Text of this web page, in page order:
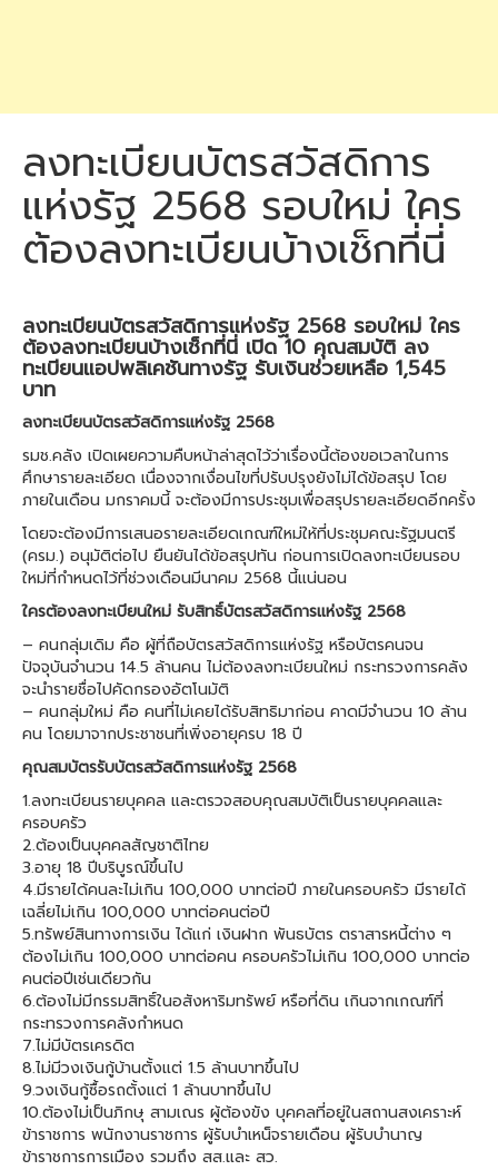
ลงทะเบียนบัตรสวัสดิการ
แห่งรัฐ 2568 รอบใหม่ ใคร
ต้องลงทะเบียนบ้างเช็กที่นี่
ลงทะเบียนบัตรสวัสดิการแห่งรัฐ 2568 รอบใหม่ ใคร
ต้องลงทะเบียนบ้างเช็กที่นี่ เปิด 10 คุณสมบัติ ลง
ทะเบียนแอปพลิเคชันทางรัฐ รับเงินช่วยเหลือ 1,545
บาท
ลงทะเบียนบัตรสวัสดิการแห่งรัฐ 2568
รมช.คลัง เปิดเผยความคืบหน้าล่าสุดไว้ว่าเรื่องนี้ต้องขอเวลาในการ
ศึกษารายละเอียด เนื่องจากเงื่อนไขที่ปรับปรุงยังไม่ได้ข้อสรุป โดย
ภายในเดือน มกราคมนี้ จะต้องมีการประชุมเพื่อสรุปรายละเอียดอีกครั้ง
โดยจะต้องมีการเสนอรายละเอียดเกณฑ์ใหม่ให้ที่ประชุมคณะรัฐมนตรี
(ครม.) อนุมัติต่อไป ยืนยันได้ข้อสรุปทัน ก่อนการเปิดลงทะเบียนรอบ
ใหม่ที่กำหนดไว้ที่ช่วงเดือนมีนาคม 2568 นี้แน่นอน
ใครต้องลงทะเบียนใหม่ รับสิทธิ์บัตรสวัสดิการแห่งรัฐ 2568
– คนกลุ่มเดิม คือ ผู้ที่ถือบัตรสวัสดิการแห่งรัฐ หรือบัตรคนจน
ปัจจุบันจำนวน 14.5 ล้านคน ไม่ต้องลงทะเบียนใหม่ กระทรวงการคลัง
จะนำรายชื่อไปคัดกรองอัตโนมัติ
– คนกลุ่มใหม่ คือ คนที่ไม่เคยได้รับสิทธิมาก่อน คาดมีจำนวน 10 ล้าน
คน โดยมาจากประชาชนที่เพิ่งอายุครบ 18 ปี
คุณสมบัตรรับบัตรสวัสดิการแห่งรัฐ 2568
1.ลงทะเบียนรายบุคคล และตรวจสอบคุณสมบัติเป็นรายบุคคลและ
ครอบครัว
2.ต้องเป็นบุคคลสัญชาติไทย
3.อายุ 18 ปีบริบูรณ์ขึ้นไป
4.มีรายได้คนละไม่เกิน 100,000 บาทต่อปี ภายในครอบครัว มีรายได้
เฉลี่ยไม่เกิน 100,000 บาทต่อคนต่อปี
5.ทรัพย์สินทางการเงิน ได้แก่ เงินฝาก พันธบัตร ตราสารหนี้ต่าง ๆ
ต้องไม่เกิน 100,000 บาทต่อคน ครอบครัวไม่เกิน 100,000 บาทต่อ
คนต่อปีเช่นเดียวกัน
6.ต้องไม่มีกรรมสิทธิ์ในอสังหาริมทรัพย์ หรือที่ดิน เกินจากเกณฑ์ที่
กระทรวงการคลังกำหนด
7.ไม่มีบัตรเครดิต
8.ไม่มีวงเงินกู้บ้านตั้งแต่ 1.5 ล้านบาทขึ้นไป
9.วงเงินกู้ซื้อรถตั้งแต่ 1 ล้านบาทขึ้นไป
10.ต้องไม่เป็นภิกษุ สามเณร ผู้ต้องขัง บุคคลที่อยู่ในสถานสงเคราะห์
ข้าราชการ พนักงานราชการ ผู้รับบำเหน็จรายเดือน ผู้รับบำนาญ
ข้าราชการการเมือง รวมถึง สส.และ สว.